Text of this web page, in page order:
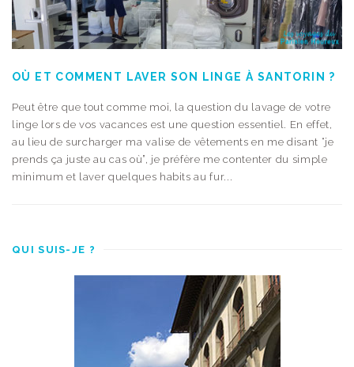
OÙ ET COMMENT LAVER SON LINGE À SANTORIN ?
Peut être que tout comme moi, la question du lavage de votre
linge lors de vos vacances est une question essentiel. En effet,
au lieu de surcharger ma valise de vêtements en me disant “je
prends ça juste au cas où”, je préfère me contenter du simple
minimum et laver quelques habits au fur...
QUI SUIS-JE ?